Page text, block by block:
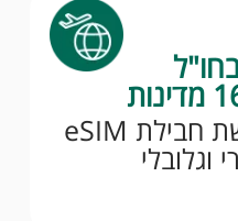
עם אפשרות לרכישת חבילת eSIM
וגלובלי